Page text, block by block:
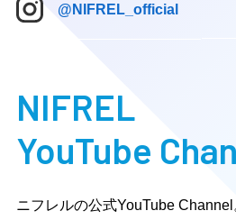
@NIFREL_official
NIFREL
YouTube
ニフレルの公式YouTube